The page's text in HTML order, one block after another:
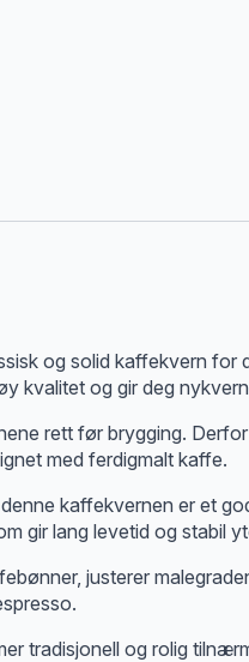
og solid kaffekvern for
kvalitet og gir deg
rett før brygging.
med ferdigmalt kaffe.
kaffekvernen er et
gir lang levetid og stabil
justerer
tradisjonell og rolig